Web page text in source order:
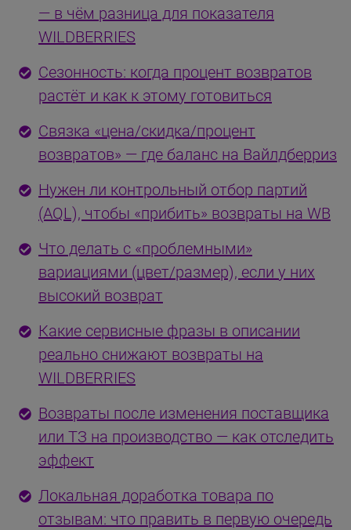
— в чём разница для показателя
WILDBERRIES
Сезонность: когда процент возвратов
растёт и как к этому готовиться
Связка «цена/скидка/процент
возвратов» — где баланс на Вайлдберриз
Нужен ли контрольный отбор партий
(AQL), чтобы «прибить» возвраты на WB
Что делать с «проблемными»
вариациями (цвет/размер), если у них
высокий возврат
Какие сервисные фразы в описании
реально снижают возвраты на
WILDBERRIES
Возвраты после изменения поставщика
или ТЗ на производство — как отследить
эффект
Локальная доработка товара по
отзывам: что править в первую очередь